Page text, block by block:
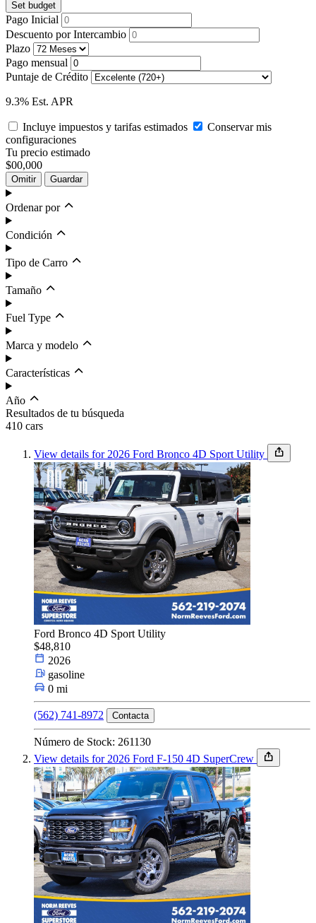
Set budget
Pago Inicial
Descuento por Intercambio
Plazo
Pago mensual
Puntaje de Crédito
9.3% Est. APR
Incluye impuestos y tarifas estimados
Conservar mis
configuraciones
Tu precio estimado
$00,000
Omitir Guardar
Ordenar por
Condición
Tipo de Carro
Tamaño
Fuel Type
Marca y modelo
Características
Año
Budget
Set budget
Ordenar por
Condición
Tipo de Carro
Tamaño
Fuel Type
Marca y modelo
Características
Resultados de tu búsqueda
410 cars
View details for 2026 Ford Bronco 4D Sport Utility
Ford Bronco 4D Sport Utility
$48,810
2026
gasoline
0 mi
(562) 741-8972 Contacta
Número de Stock: 261130
View details for 2026 Ford F-150 4D SuperCrew